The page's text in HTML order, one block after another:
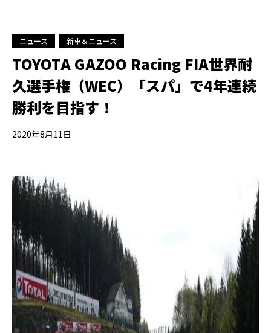
ニュース 新車＆ニュース
TOYOTA GAZOO Racing FIA世界耐
久選手権（WEC）「スパ」で4年連続
勝利を目指す！
2020年8月11日